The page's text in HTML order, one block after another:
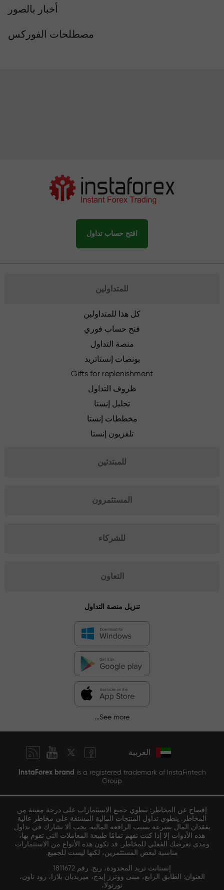
أخبار بالصور
مصطلحات الفوركس
افتح حساب تداول
للمتداولين
كل هذا للمتداولين
فتح حساب فوري
منصة التداول
بونصات إنستاتريد
Gifts for replenishment
ظروف التداول
تحليل إنستا
مخططات إنستا
تلفزيون إنستا
للمبتدئين
المستثمرون
للشركاء
التعاون
تنزيل منصة التداول
See more...
العربية
InstaForex brand is a registered trademark of InstaFintech
Group
إفصاح عن المخاطر: تنطوي جميع الاستثمارات على درجة معينة من
المخاطر. ينطوي تداول المنتجات المالية المشتقة على مخاطر عالية
بفقدان المال بسرعة بسبب الرافعة المالية. يجب ألا تشارك في تداول
هذه الأدوات إلا إذا كنت تفهم تمامًا طبيعة المعاملات التي تقوم بها،
ومدى تعرضك الفعلي للمخاطر. قد تكون هذه الأنواع من الاستثمارات
مناسبة لبعض المستثمرين، لكنها ليست للجميع.
إنستانت تريد المحدودة، ريج. رقم 1811672
العنوان: الطابق الرابع، مبنى ووترز إيدج، ميريديان بلازا، رود تاون،
تورتولا،